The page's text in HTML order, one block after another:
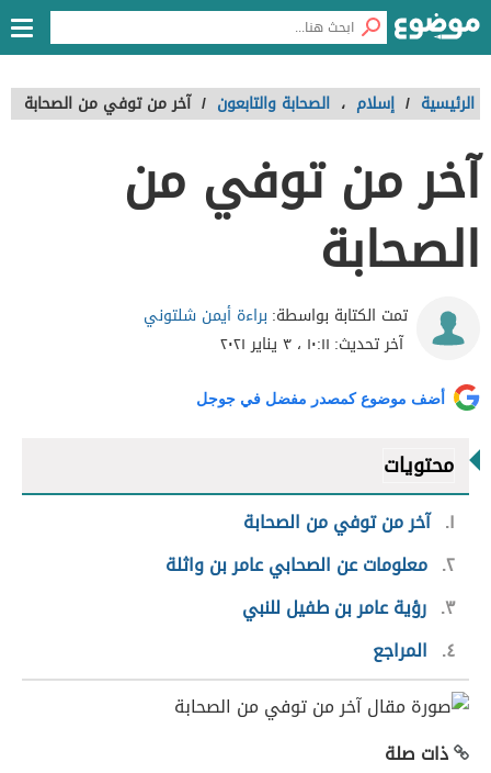
الرئيسية / إسلام ، الصحابة والتابعون / آخر من توفي من الصحابة
آخر من توفي من
الصحابة
تمت الكتابة بواسطة: براءة أيمن شلتوني
آخر تحديث: ١٠:١١ ، ٣ يناير ٢٠٢١
أضف موضوع كمصدر مفضل في جوجل
محتويات
١ آخر من توفي من الصحابة
٢ معلومات عن الصحابي عامر بن واثلة
٣ رؤية عامر بن طفيل للنبي
٤
المراجع
ذات صلة